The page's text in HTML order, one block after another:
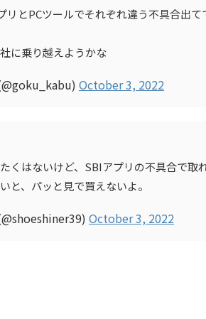
リとPCツールでそれぞれ違う不具合出て
に乗り越えようかな
October 3, 2022
くはないけど、SBIアプリの不具合で取
と、パッと見で買えないよ。
October 3, 2022